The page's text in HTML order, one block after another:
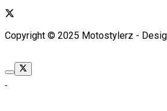
Copyright © 2025 Motostylerz -